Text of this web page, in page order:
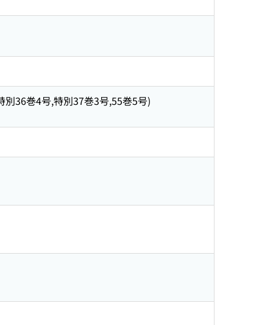
36巻4号,特別37巻3号,55巻5号)